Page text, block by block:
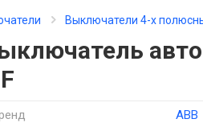
Выключатели 4-х
ABB